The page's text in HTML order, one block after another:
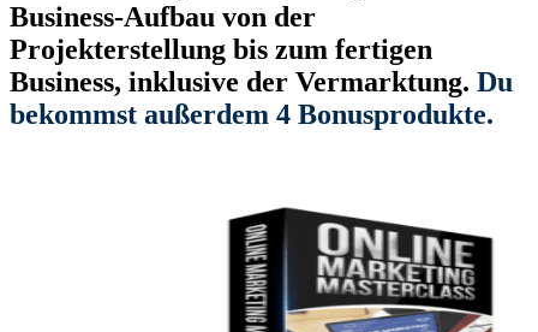
Business-Aufbau von der
Projekterstellung bis zum fertigen
Business, inklusive der Vermarktung. Du
bekommst außerdem 4 Bonusprodukte.